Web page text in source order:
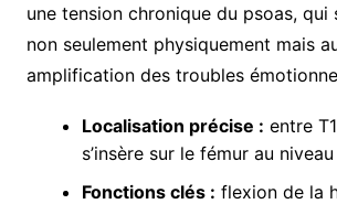
une tension chronique du psoas, qui
non seulement physiquement mais
amplification des troubles
Localisation précise : entre
s’insère sur le fémur au
Fonctions clés : flexion de la